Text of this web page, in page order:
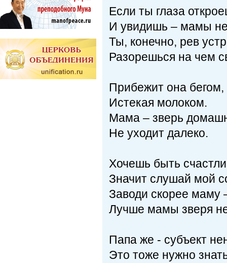
Если ты глаза
И увидишь – мамы
Ты, конечно, рев
Разорешься на чем
Прибежит она бегом,
Истекая молоком.
Мама – зверь
Не уходит далеко.
Хочешь быть
Значит слушай мой
Заводи скорее маму
Лучше мамы зверя
Папа же - субъект
Это тоже нужно